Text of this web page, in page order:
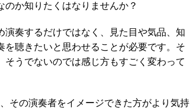
か知りたくはなりませんか？
奏するだけではなく、見た目や気品、知
聴きたいと思わせることが必要です。そ
うでないのでは感じ方もすごく変わって
その演奏者をイメージできた方がより気持